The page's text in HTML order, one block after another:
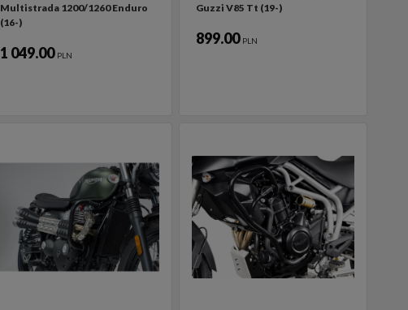
Multistrada 1200/1260 Enduro
(16-)
1 049.00 PLN
Guzzi V85 Tt (19-)
899.00 PLN